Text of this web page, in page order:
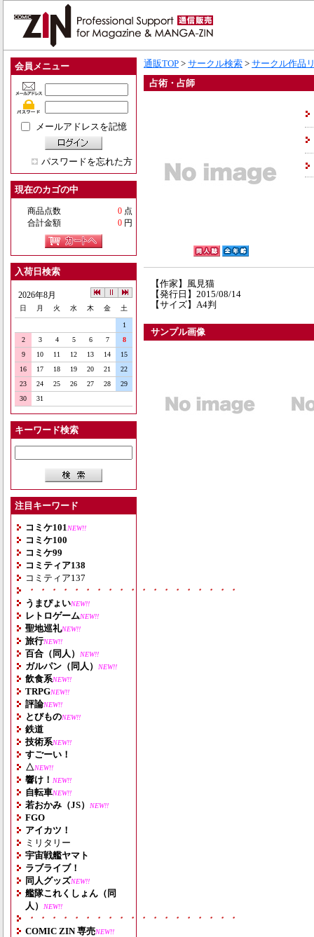
会員メニュー
メールアドレスを記憶
パスワードを忘れた方
現在のカゴの中
商品点数 0 点
合計金額
0 円
入荷日検索
2026年8月
日 月 火 水 木 金 土
1
2
3 4 5 6 7
8
9
10 11 12 13 14
15
16
17 18 19 20 21
22
23
24 25 26 27 28
29
30
31
キーワード検索
注目キーワード
コミケ101 NEW!!
コミケ100
コミケ99
コミティア138
コミティア137
・・・・・・・・・・・・・・・・・・・
うまぴょいNEW!!
レトロゲームNEW!!
聖地巡礼NEW!!
旅行NEW!!
百合（同人） NEW!!
ガルパン（同人） NEW!!
飲食系NEW!!
TRPGNEW!!
評論NEW!!
とびものNEW!!
鉄道
技術系NEW!!
すごーい！
△NEW!!
響け！ NEW!!
自転車NEW!!
若おかみ（JS） NEW!!
FGO
アイカツ！
ミリタリー
宇宙戦艦ヤマト
ラブライブ！
同人グッズNEW!!
艦隊これくしょん（同
人）
NEW!!
・・・・・・・・・・・・・・・・・・・
COMIC ZIN 専売NEW!!
通販TOP > サークル検索 > サークル作品
占術・占師
【作家】風見猫
【発行日】2015/08/14
【サイズ】A4判
サンプル画像